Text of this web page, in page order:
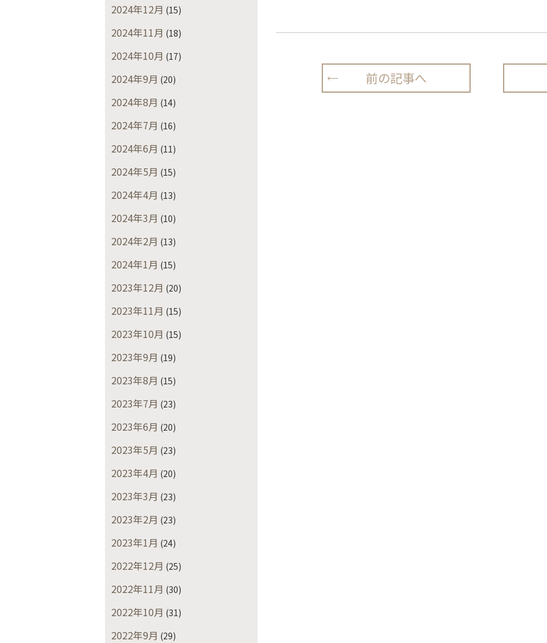
2024年12月 (15)
2024年11月 (18)
2024年10月 (17)
2024年9月 (20)
2024年8月 (14)
2024年7月 (16)
2024年6月 (11)
2024年5月 (15)
2024年4月 (13)
2024年3月 (10)
2024年2月 (13)
2024年1月 (15)
2023年12月 (20)
2023年11月 (15)
2023年10月 (15)
2023年9月 (19)
2023年8月 (15)
2023年7月 (23)
2023年6月 (20)
2023年5月 (23)
2023年4月 (20)
2023年3月 (23)
2023年2月 (23)
2023年1月 (24)
2022年12月 (25)
2022年11月 (30)
2022年10月 (31)
2022年9月 (29)
前の記事へ